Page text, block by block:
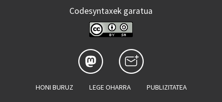
Codesyntaxek garatua
HONI BURUZ LEGE OHARRA PUBLIZITATEA